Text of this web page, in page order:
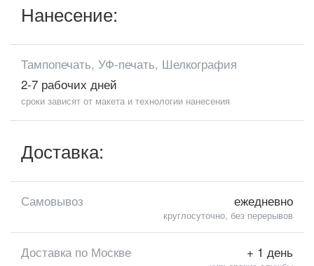
Нанесение:
Тампопечать, УФ-печать, Шелкография
2-7 рабочих дней
сроки зависят от макета и технологии нанесения
Доставка:
Самовывоз ежедневно
круглосуточно, без перерывов
Доставка по Москве + 1 день